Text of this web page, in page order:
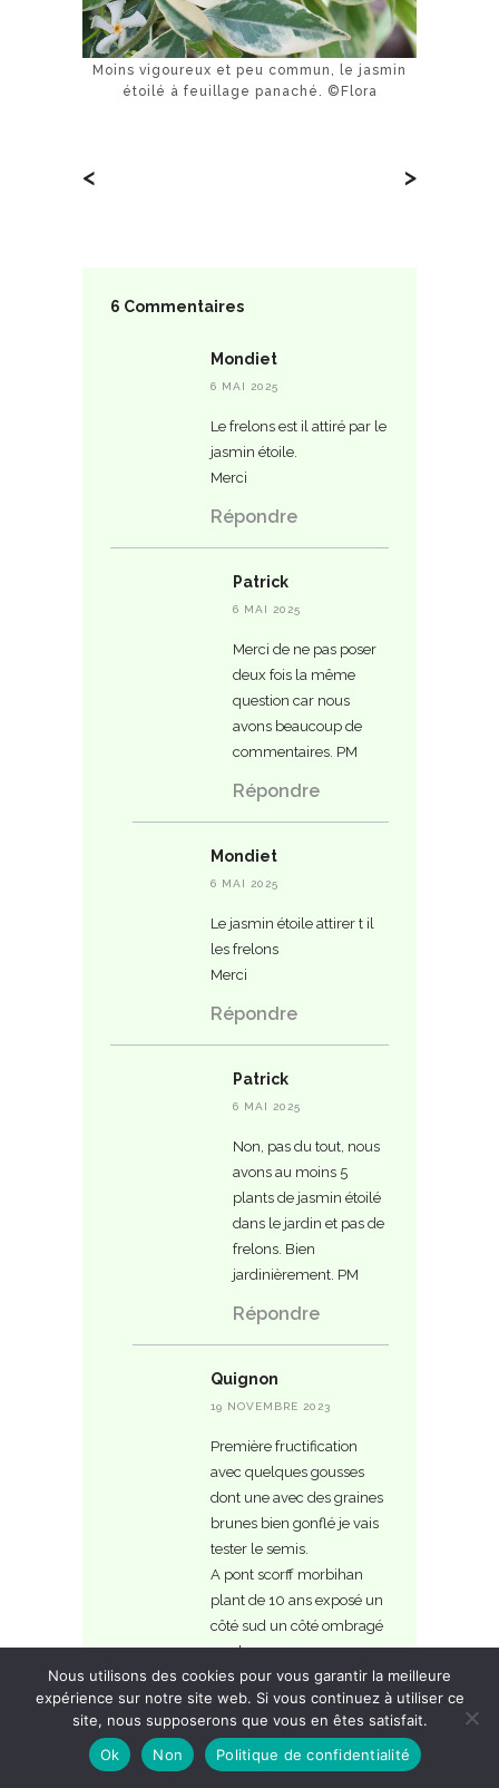
Moins vigoureux et peu commun, le jasmin
étoilé à feuillage panaché. ©Flora
< >
6 Commentaires
Mondiet
6 MAI 2025
Le frelons est il attiré par le
jasmin étoile.
Merci
Répondre
Patrick
6 MAI 2025
Merci de ne pas poser
deux fois la même
question car nous
avons beaucoup de
commentaires. PM
Répondre
Mondiet
6 MAI 2025
Le jasmin étoile attirer t il
les frelons
Merci
Répondre
Patrick
6 MAI 2025
Non, pas du tout, nous
avons au moins 5
plants de jasmin étoilé
dans le jardin et pas de
frelons. Bien
jardinièrement. PM
Répondre
Quignon
19 NOVEMBRE 2023
Première fructification
avec quelques gousses
dont une avec des graines
brunes bien gonflé je vais
tester le semis.
A pont scorff morbihan
plant de 10 ans exposé un
côté sud un côté ombragé
nord
Répondre
patrick
Nous utilisons des cookies pour vous garantir la meilleure
expérience sur notre site web. Si vous continuez à utiliser ce
site, nous supposerons que vous en êtes satisfait.
Ok
Non Politique de confidentialité